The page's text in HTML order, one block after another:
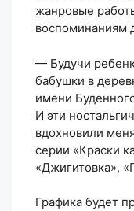
жанровые
воспоминаниям
— Будучи
бабушки в
имени
И эти
вдохновили
серии «Краски
«Джигитовка»,
Графика будет